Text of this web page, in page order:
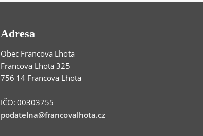
Adresa
Obec Francova Lhota
Francova Lhota 325
756 14 Francova Lhota
IČO: 00303755
podatelna@francovalhota.cz